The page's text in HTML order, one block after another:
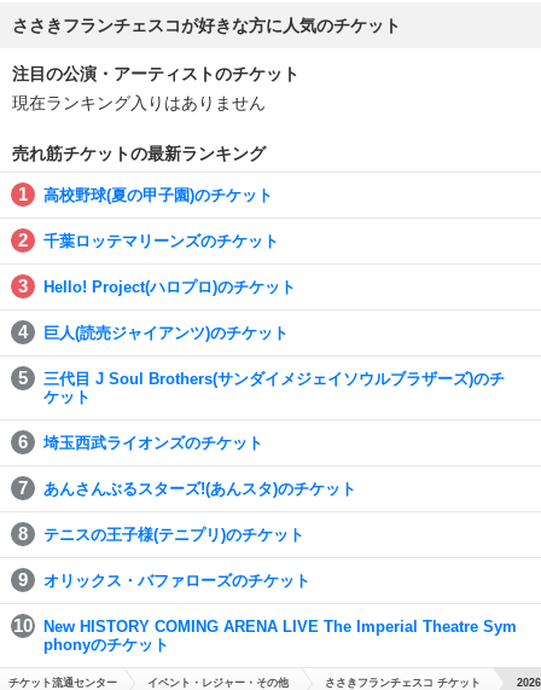
ささきフランチェスコが好きな方に人気のチケット
注目の公演・アーティストのチケット
現在ランキング入りはありません
売れ筋チケットの最新ランキング
高校野球(夏の甲子園)のチケット
千葉ロッテマリーンズのチケット
Hello! Project(ハロプロ)のチケット
巨人(読売ジャイアンツ)のチケット
三代目 J Soul Brothers(サンダイメジェイソウルブラザーズ)のチ
ケット
埼玉西武ライオンズのチケット
あんさんぶるスターズ!(あんスタ)のチケット
テニスの王子様(テニプリ)のチケット
オリックス・バファローズのチケット
New HISTORY COMING ARENA LIVE The Imperial Theatre Sym
phonyのチケット
チケット流通センター イベント・レジャー・その他 ささきフランチェスコ チケット